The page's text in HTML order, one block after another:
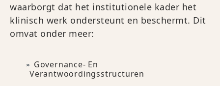
waarborgt dat het institutionele kader het
klinisch werk ondersteunt en beschermt. Dit
omvat onder meer:
Governance- En
Verantwoordingsstructuren